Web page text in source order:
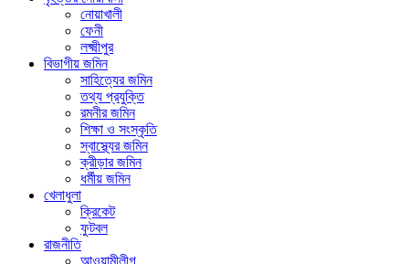
নোয়াখালী
ফেনী
লক্ষ্মীপুর
বিভাগীয় জমিন
সাহিত্যের জমিন
তথ্য প্রযুক্তি
রমনীর জমিন
শিক্ষা ও সংস্কৃতি
স্বাস্থ্যের জমিন
ক্রীড়ার জমিন
ধর্মীয় জমিন
খেলাধুলা
ক্রিকেট
ফুটবল
রাজনীতি